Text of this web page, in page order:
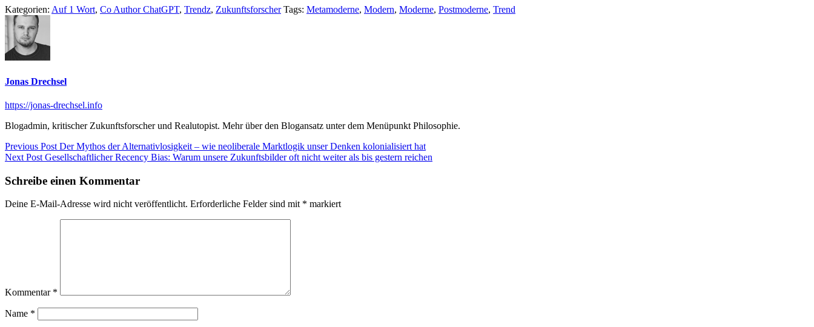
Kategorien: Auf 1 Wort, Co Author ChatGPT, Trendz, ZukunftsforscherTags: Metamoderne, Modern, Moderne, Postmoderne, Trend
Jonas Drechsel
https://jonas-drechsel.info
Blogadmin, kritischer Zukunftsforscher und Realutopist. Mehr über den Blogansatz unter dem Menüpunkt Philosophie.
Beitragsnavigation
Previous Post Previous
post:
Der Mythos der Alternativlosigkeit – wie neoliberale Marktlogik unser Denken kolonialisiert hat
Next Post Next
Gesellschaftlicher Recency Bias: Warum unsere Zukunftsbilder oft nicht weiter als bis gestern reichen
Schreibe einen Kommentar
Deine E-Mail-Adresse wird nicht veröffentlicht. Erforderliche Felder sind mit * markiert
Kommentar *
Name *